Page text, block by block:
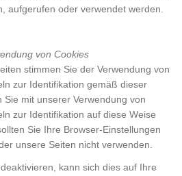
aufgerufen oder verwendet werden.
von Cookies
stimmen Sie der Verwendung von
zur Identifikation gemäß dieser
Sie mit unserer Verwendung von
zur Identifikation auf diese Weise
Sie Ihre Browser-Einstellungen
unsere Seiten nicht verwenden.
kann sich dies auf Ihre